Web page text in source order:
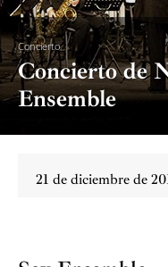
Concierto
Concierto de
Ensemble
21 de diciembre de